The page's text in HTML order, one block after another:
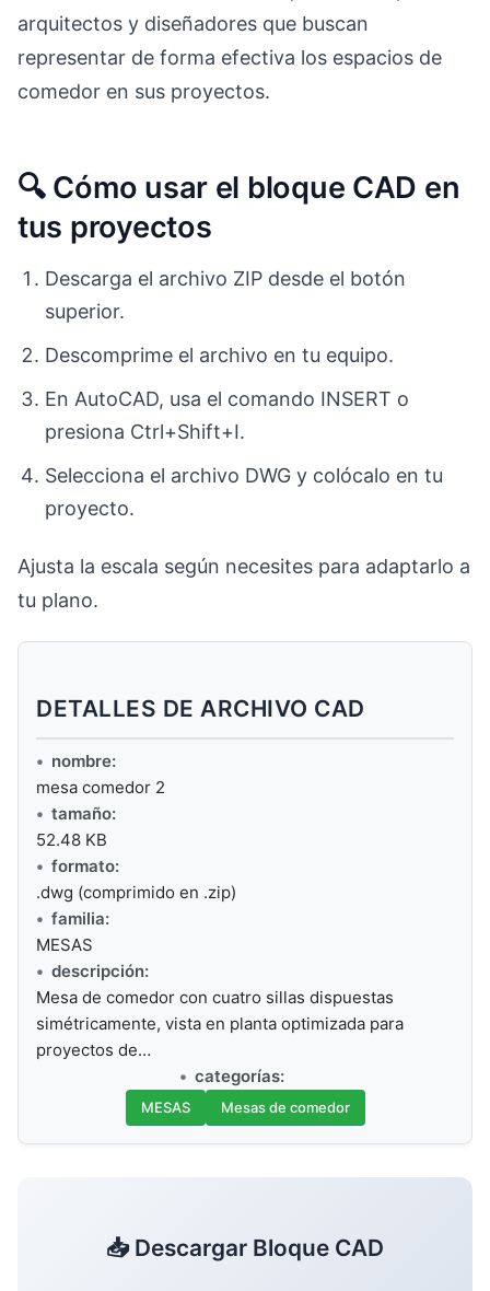
arquitectos y diseñadores que buscan
representar de forma efectiva los espacios de
comedor en sus proyectos.
🔍 Cómo usar el bloque CAD en
tus proyectos
Descarga el archivo ZIP desde el botón
superior.
Descomprime el archivo en tu equipo.
En AutoCAD, usa el comando INSERT o
presiona Ctrl+Shift+I.
Selecciona el archivo DWG y colócalo en tu
proyecto.
Ajusta la escala según necesites para adaptarlo a
tu plano.
DETALLES DE ARCHIVO CAD
nombre:
mesa comedor 2
tamaño:
52.48 KB
formato:
.dwg (comprimido en .zip)
familia:
MESAS
descripción:
Mesa de comedor con cuatro sillas dispuestas
simétricamente, vista en planta optimizada para
proyectos de…
categorías:
MESAS Mesas de comedor
📥 Descargar Bloque CAD